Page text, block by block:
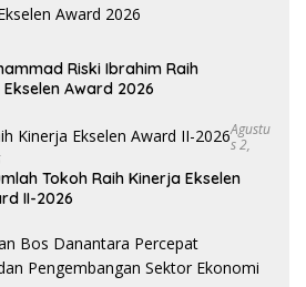
Riski Ibrahim Raih
Award 2026
Agustu
S 2,
Tokoh Raih Kinerja Ekselen
II-2026